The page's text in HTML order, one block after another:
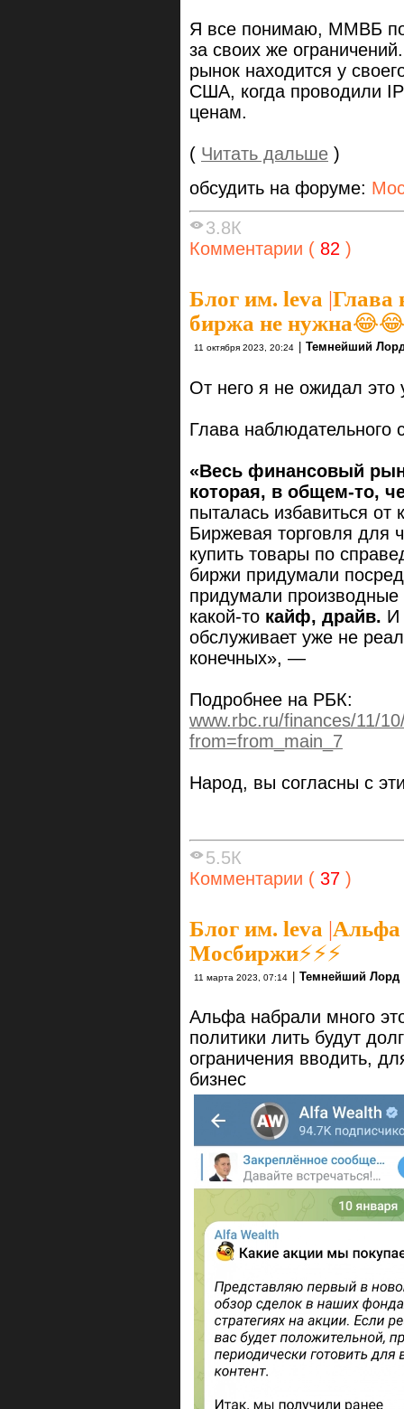
Я все понимаю, ММВБ
за своих же
рынок находится у
США, когда проводили
ценам.
( Читать дальше )
обсудить на форуме:
3.8К
Комментарии ( 82 )
Блог им. leva |Глава
биржа не
11 октября 2023, 20:24 Темнейший
От него я не ожидал
Глава наблюдательного
«Весь финансовый
которая, в общем-то,
пыталась избавиться от
Биржевая торговля для
купить товары по
биржи придумали
придумали
какой-то кайф, драйв. И
обслуживает уже не
конечных», —
Подробнее на РБК:
www.rbc.ru/finances/11/
from=from_main_7
Народ, вы согласны с
5.5К
Комментарии ( 37 )
Блог им. leva |Альфа
Мосбиржи⚡⚡⚡
11 марта 2023, 07:14 | Темнейший Лорд
Альфа набрали много
политики лить будут
ограничения вводить,
бизнес